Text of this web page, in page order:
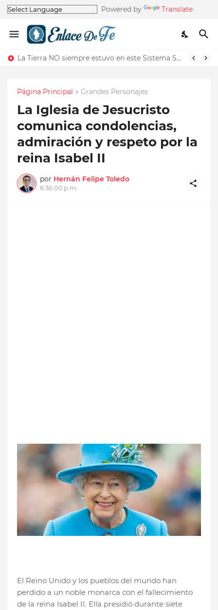
Powered by Translate
La Tierra NO siempre estuvo en este Sistema Solar según los Profetas
Página Principal Grandes Personajes
La Iglesia de Jesucristo
comunica condolencias,
admiración y respeto por la
reina Isabel II
por Hernán Felipe Toledo
6:36:00 p.m.
El Reino Unido y los pueblos del mundo han
perdido a un noble monarca con el fallecimiento
de la reina Isabel II. Ella presidió durante siete